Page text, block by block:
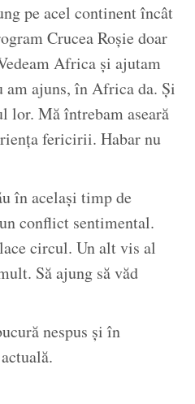
pe acel continent încât
Crucea Roșie doar
Africa și ajutam
ajuns, în Africa da. Și
lor. Mă întrebam aseară
fericirii. Habar nu
în același timp de
conflict sentimental.
circul. Un alt vis al
Să ajung să văd
nespus și în